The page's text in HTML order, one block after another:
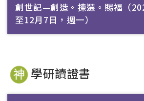
創世記—創造。揀選。賜福（
至12月7日，週一）
學研讀證書